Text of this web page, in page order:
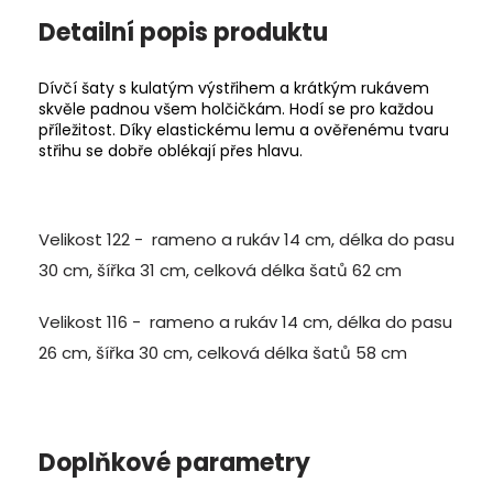
Detailní popis produktu
Dívčí šaty s kulatým výstřihem a krátkým rukávem
skvěle padnou všem holčičkám. Hodí se pro každou
příležitost. Díky elastickému lemu a ověřenému tvaru
střihu se dobře oblékají přes hlavu.
Velikost 122 - rameno a rukáv 14 cm, délka do pasu
30 cm, šířka 31 cm, celková délka šatů 62 cm
Velikost 116 - rameno a rukáv 14 cm, délka do pasu
26 cm, šířka 30 cm, celková délka šatů 58 cm
Doplňkové parametry